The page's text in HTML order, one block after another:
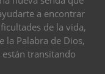
a encontrar
de la vida,
la Palabra de Dios,
transitando